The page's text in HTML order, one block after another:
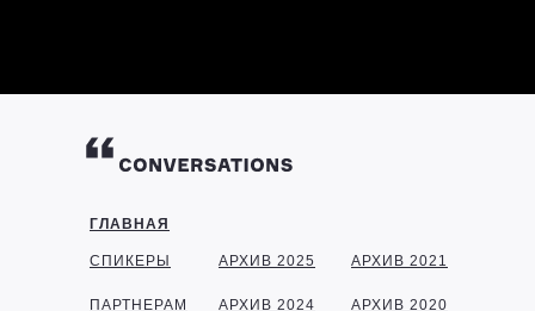
ГЛАВНАЯ
СПИКЕРЫ
ПАРТНЕРАМ
АРХИВ 2025
АРХИВ 2024
АРХИВ 2021
АРХИВ 2020